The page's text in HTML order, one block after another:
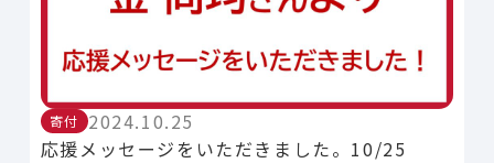
寄付
2024.10.25
応援メッセージをいただきました。10/25